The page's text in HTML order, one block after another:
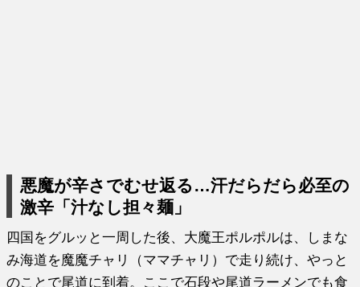
悪魔が辛さでむせ返る…汗だらだら必至の
激辛「汁なし担々麺」
四国をグルッと一周した後、大魔王ポルポルは、しまな
み海道を魔魔チャリ（ママチャリ）で走り続け、やっと
のことで尾道に到着。ここで石段や尾道ラーメンでも食